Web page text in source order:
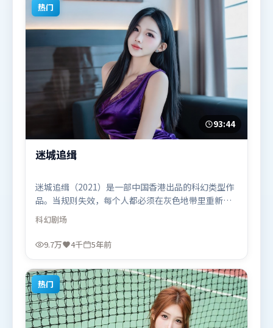
热门
93:44
迷城追缉
迷城追缉（2021）是一部中国香港出品的科幻类型作
品。当规则失效，每个人都必须在灰色地带里重新选
择立场与底线。类型元素被重新组合，既致敬经典也
尝试突破套路。由娄烨执导，刘亦菲、吴京、木村拓
哉，奥卡菲娜等联袂出演。影片于2021年2月24日
材的观众观看。
科幻剧场
9.7万 4千 5年前
热门